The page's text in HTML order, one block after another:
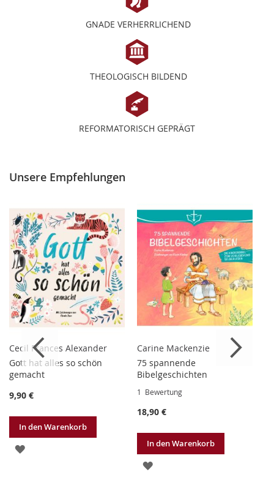
GNADE VERHERRLICHEND
THEOLOGISCH BILDEND
REFORMATORISCH GEPRÄGT
Unsere Empfehlungen
Cecil Frances Alexander
Gott hat alles so schön
gemacht
9,90 €
In den Warenkorb
ZUR
Carine Mackenzie
75 spannende
Bibelgeschichten
1 Bewertung
18,90 €
In den Warenkorb
ZUR